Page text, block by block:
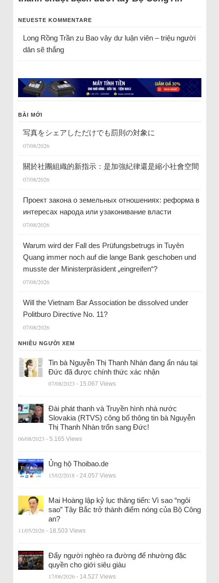
NEUESTE KOMMENTARE
Long Rồng Trầnzu Bao vây dư luận viên – triệu người
dân sẽ thắng
BÀI MỚI
写真をシェアしただけでも罰則の対象に
07/08/2026
關於社團組織的新指示：是加強紀律還是縮小社會空間
07/08/2026
Проект закона о земельных отношениях: реформа в
интересах народа или узаконивание власти
07/08/2026
Warum wird der Fall des Prüfungsbetrugs in Tuyên
Quang immer noch auf die lange Bank geschoben und
musste der Ministerpräsident „eingreifen“?
07/08/2026
Will the Vietnam Bar Association be dissolved under
Politburo Directive No. 11?
07/08/2026
NHIỀU NGƯỜI XEM
Tin bà Nguyễn Thị Thanh Nhàn đang ẩn náu tại
Đức đã được chính thức xác nhận
07/08/2023 - 15.067 Views
Đài phát thanh và Truyền hình nhà nước
Slovakia (RTVS) công bố thông tin bà Nguyễn
Thị Thanh Nhàn trốn sang Đức!
06/08/2023 - 5.165 Views
Ủng hộ Thoibao.de
15/02/2018 - 24.057 Views
Mai Hoàng lập kỷ lục thăng tiến: Vì sao “ngôi
sao” Tây Bắc trở thành điểm nóng của Bộ Công
an?
11/05/2026 - 18.503 Views
Đẩy người nghèo ra đường để nhường đặc
quyền cho giới siêu giàu
17/06/2026 - 14.527 Views